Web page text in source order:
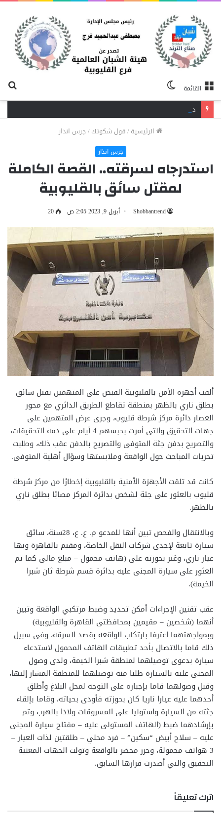
القائمة
المظلم
الرئيسية/قول شكوتك/جرس انذار
جرس انذار
استدرجاه لسرقته.. القصة الكاملة
لمقتل سائق بالقليوبية
Shobbantrend أبريل 9, 2023 2:05 ص 20
ألقت أجهزة الأمن بالقليوبية القبض على المتهمين بقتل سائق
بطلق ناري بالظهر بمنطقة تقاطع الطريق الدائري مع محور
العصار دائرة مركز شرطة قليوب، وجرى عرض المتهمين على
جهات التحقيق والتى أمرت بحبسهم 4 أيام على ذمة التحقيقات،
والتصريح بدفن جثة المتوفى والتصريح بالدفن عقب ذلك، وطلبت
تحريات المباحث حول الواقعة وملابستها وسؤال أهلية المتوفى.
كانت قد تلقت الأجهزة الأمنية بالقليوبية إخطارًا من مركز شرطة
قليوب بالعثور على جثة لشخص بدائرة المركز مصابًا بطلق ناري
بالظهر.
وبالانتقال والفحص تبين أنها للمدعو م. ع. ع، 28سنة، سائق
سيارة تابعة لإحدى شركات النقل الخاصة، ومقيم بالقاهرة وبها
عيار ناري، وعُثر بحوزته على (هاتف محمول – مبلغ مالى كما تم
العثور على سيارة المجنى عليه بدائرة قسم شرطة ثان شبرا
الخيمة).
عقب تقنين الإجراءات أمكن تحديد وضبط مرتكبي الواقعة وتبين
أنهما (شخصين – مقيمين بمحافظتى القاهرة والقليوبية)
وبمواجهتهما اعترفا بارتكاب الواقعة بقصد السرقة، وفى سبيل
ذلك قاما بالاتصال بأحد تطبيقات الهاتف المحمول لاستدعاء
سيارة بدعوى توصيلهما لمنطقة شبرا الخيمة، ولدى وصول
المجنى عليه بالسيارة طلبا منه توصيلهما للمنطقة المشار إليها،
وقبل وصولهما قاما بإجباره على التوجه لمحل البلاغ وأطلق
أحدهما عليه عيارا ناريا كان بحوزته فأودى بحياته، وقاما بإلقاء
جثته من السيارة واستوليا على المسروقات ولاذا بالهرب وتم
بإرشادهما ضبط (الهاتف المستولى عليه – مفتاح سيارة المجنى
عليه – سلاح أبيض “سكين” – فرد محلي – طلقتين لذات العيار –
3 هواتف محمولة، وحرر محضر بالواقعة وتولت الجهات المعنية
التحقيق والتي أصدرت قرارها السابق.
اترك تعليقاً